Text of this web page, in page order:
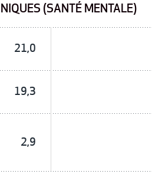
(SANTÉ MENTALE)
21,0
19,3
2,9